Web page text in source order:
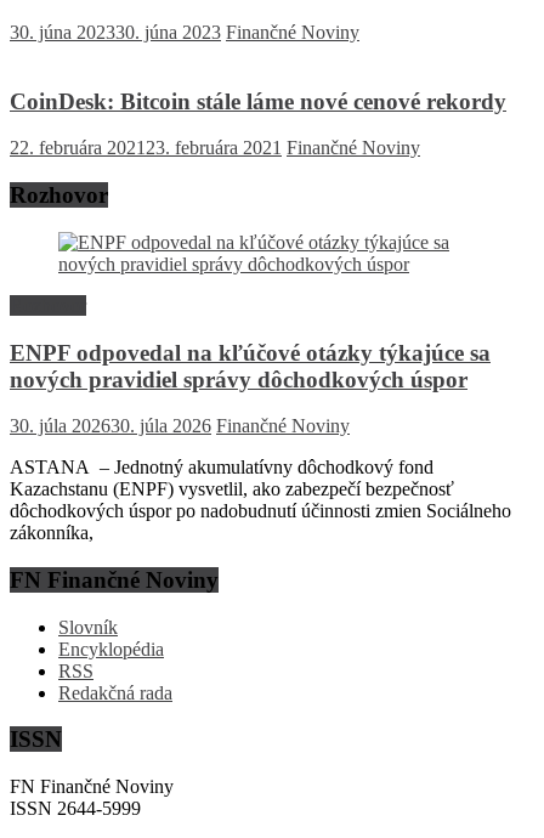
30. júna 202330. júna 2023 Finančné Noviny
CoinDesk: Bitcoin stále láme nové cenové rekordy
22. februára 202123. februára 2021 Finančné Noviny
Rozhovor
ENPF odpovedal na kľúčové otázky týkajúce sa
nových pravidiel správy dôchodkových úspor
30. júla 202630. júla 2026 Finančné Noviny
ASTANA – Jednotný akumulatívny dôchodkový fond
Kazachstanu (ENPF) vysvetlil, ako zabezpečí bezpečnosť
dôchodkových úspor po nadobudnutí účinnosti zmien Sociálneho
zákonníka,
FN Finančné Noviny
Slovník
Encyklopédia
RSS
Redakčná rada
ISSN
FN Finančné Noviny
ISSN 2644-5999